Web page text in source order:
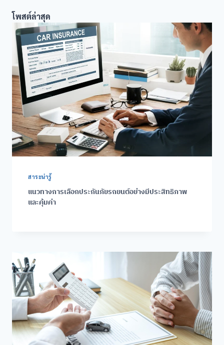
โพสต์ล่าสุด
สาระน่ารู้
แนวทางการเลือกประกันภัยรถยนต์อย่างมีประสิทธิภาพ
และคุ้มค่า